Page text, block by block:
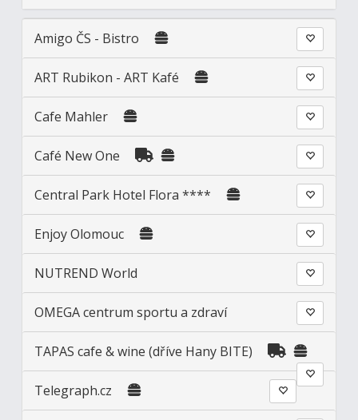
Amigo ČS - Bistro
ART Rubikon - ART Kafé
Cafe Mahler
Café New One
Central Park Hotel Flora ****
Enjoy Olomouc
NUTREND World
OMEGA centrum sportu a zdraví
TAPAS cafe & wine (dříve Hany BITE)
Telegraph.cz